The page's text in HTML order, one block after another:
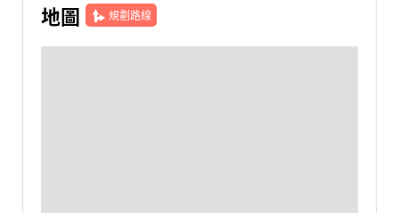
地圖 規劃路線